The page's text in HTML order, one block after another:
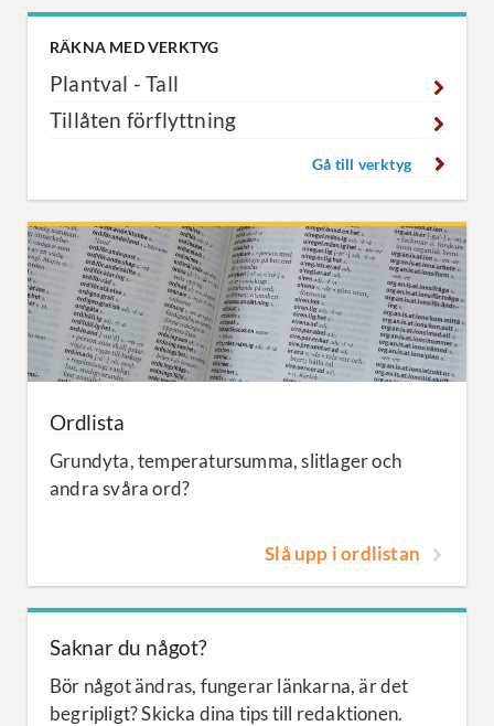
RÄKNA MED VERKTYG
Plantval - Tall
Tillåten förflyttning
Gå till verktyg
Ordlista
Grundyta, temperatursumma, slitlager och
andra svåra ord?
Slå upp i ordlistan
Saknar du något?
Bör något ändras, fungerar länkarna, är det
begripligt? Skicka dina tips till redaktionen.